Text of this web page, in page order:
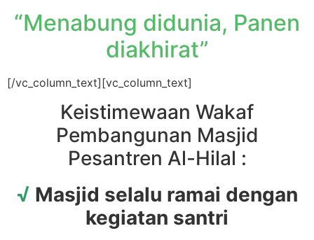
“Menabung didunia, Panen
diakhirat”
[/vc_column_text][vc_column_text]
Keistimewaan Wakaf
Pembangunan Masjid
Pesantren Al-Hilal :
√ Masjid selalu ramai dengan
kegiatan santri